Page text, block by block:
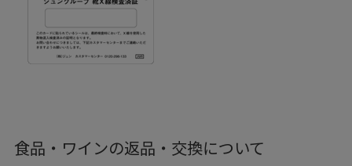
食品・ワインの返品・交換について